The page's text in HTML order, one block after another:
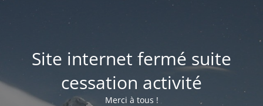
Site internet fermé suite
cessation activité
Merci à tous !